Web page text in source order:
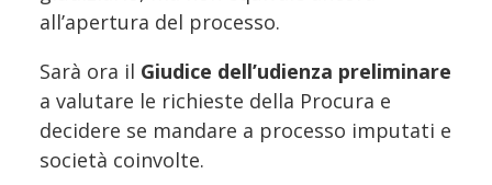
all’apertura del processo.
Sarà ora il Giudice dell’udienza preliminare
a valutare le richieste della Procura e
decidere se mandare a processo imputati e
società coinvolte.